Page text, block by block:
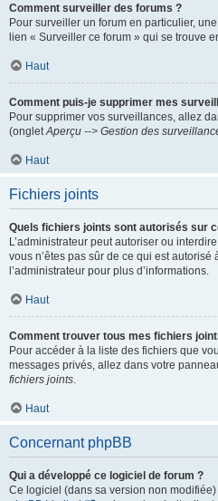
Comment surveiller des forums ?
Pour surveiller un forum en particulier,
lien « Surveiller ce forum » qui se trouve
Haut
Comment puis-je supprimer mes
Pour supprimer vos surveillances, allez
(ongletAperçu --> Gestion des
Haut
Fichiers joints
Quels fichiers joints sont autorisés sur
L’administrateur peut autoriser ou
vous n’êtes pas sûr de ce qui est autorisé
l’administrateur pour plus d’informations.
Haut
Comment trouver tous mes fichiers
Pour accéder à la liste des fichiers que
messages privés, allez dans votre
fichiers joints.
Haut
Concernant phpBB
Qui a développé ce logiciel de forum ?
Ce logiciel (dans sa version non